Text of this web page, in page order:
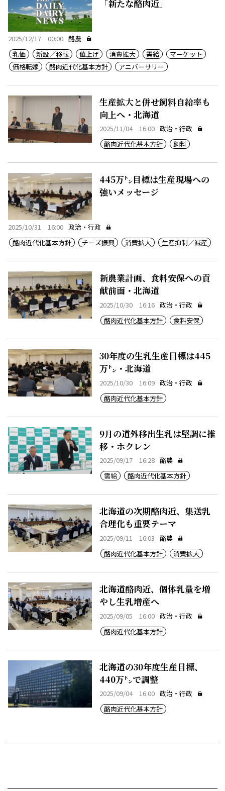
「新たな酪肉近」
2025/12/17 00:00 酪農
乳価
新設／移転 値上げ 消費拡大 需給
マーケット
価格転嫁
酪肉近代化基本方針 アニバーサリー
生産拡大と併せ飼料自給率も
向上へ・北海道
2025/11/04 16:00 政治・行政
酪肉近代化基本方針
飼料
445万㌧目標は生産現場への
強いメッセージ
2025/10/31 16:00 政治・行政
酪肉近代化基本方針
チーズ振興 消費拡大 生産抑制／減産
新農業計画、食料安保への貢
献前面・北海道
2025/10/30 16:16 政治・行政
酪肉近代化基本方針
食料安保
30年度の生乳生産目標は445
万㌧・北海道
2025/10/30 16:09 政治・行政
酪肉近代化基本方針
9月の道外移出生乳は堅調に推
移・ホクレン
2025/09/17 16:28 酪農
需給
酪肉近代化基本方針
北海道の次期酪肉近、集送乳
合理化も重要テーマ
2025/09/11 16:03 酪農
酪肉近代化基本方針
消費拡大
北海道酪肉近、個体乳量を増
やし生乳増産へ
2025/09/05 16:00 政治・行政
酪肉近代化基本方針
北海道の30年度生産目標、
440万㌧で調整
2025/09/04 16:00 政治・行政
酪肉近代化基本方針